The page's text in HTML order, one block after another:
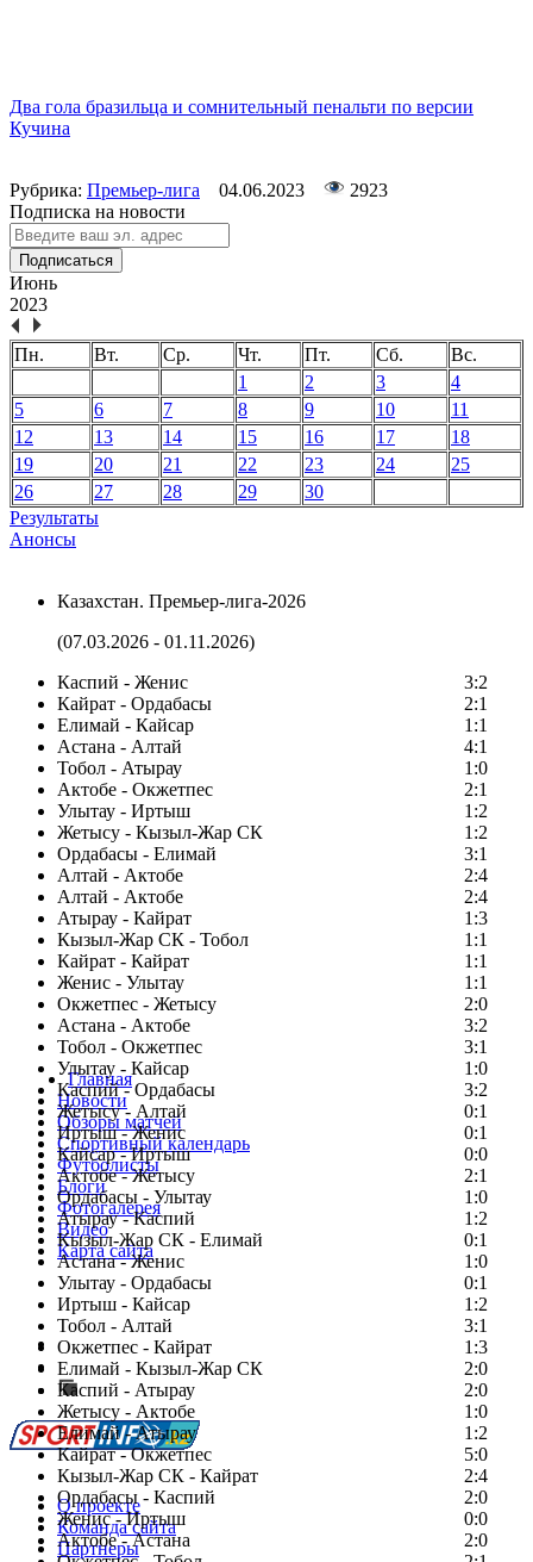
Два гола бразильца и сомнительный пенальти по версии
Кучина
Рубрика: Премьер-лига 04.06.2023
2923
Подписка на новости
Подписаться
Июнь
2023
Пн. Вт. Ср. Чт. Пт. Сб.
Вс.
1
2 3
4
5
6 7 8 9 10
11
12
13 14 15 16 17
18
19
20 21 22 23 24
25
26
27 28 29
30
Результаты
Анонсы
Казахстан. Премьер-лига-2026
(07.03.2026 - 01.11.2026)
Каспий - Женис
3:2
Кайрат - Ордабасы
2:1
Елимай - Кайсар
1:1
Астана - Алтай
4:1
Тобол - Атырау
1:0
Актобе - Окжетпес
2:1
Улытау - Иртыш
1:2
Жетысу - Кызыл-Жар СК
1:2
Ордабасы - Елимай
3:1
Алтай - Актобе
2:4
Алтай - Актобе
2:4
Атырау - Кайрат
1:3
Кызыл-Жар СК - Тобол
1:1
Кайрат - Кайрат
1:1
Женис - Улытау
1:1
Окжетпес - Жетысу
2:0
Астана - Актобе
3:2
Тобол - Окжетпес
3:1
Улытау - Кайсар
1:0
Каспий - Ордабасы
3:2
Жетысу - Алтай
0:1
Иртыш - Женис
0:1
Кайсар - Иртыш
0:0
Актобе - Жетысу
2:1
Ордабасы - Улытау
1:0
Атырау - Каспий
1:2
Кызыл-Жар СК - Елимай
0:1
Астана - Женис
1:0
Улытау - Ордабасы
0:1
Иртыш - Кайсар
1:2
Тобол - Алтай
3:1
Окжетпес - Кайрат
1:3
Елимай - Кызыл-Жар СК
2:0
Каспий - Атырау
2:0
Жетысу - Актобе
1:0
Елимай - Атырау
1:2
Кайрат - Окжетпес
5:0
Кызыл-Жар СК - Кайрат
2:4
Ордабасы - Каспий
2:0
Женис - Иртыш
0:0
Актобе - Астана
2:0
Главная
Новости
Обзоры матчей
Спортивный календарь
Футболисты
Блоги
Фотогалерея
Видео
Карта сайта
Есть идея?
Сообщить о мероприятии
Перейти на старый сайт
О проекте
Команда сайта
Партнеры